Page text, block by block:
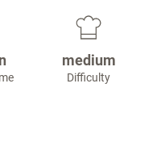
medium
Difficulty